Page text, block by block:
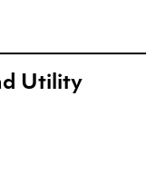
Utility